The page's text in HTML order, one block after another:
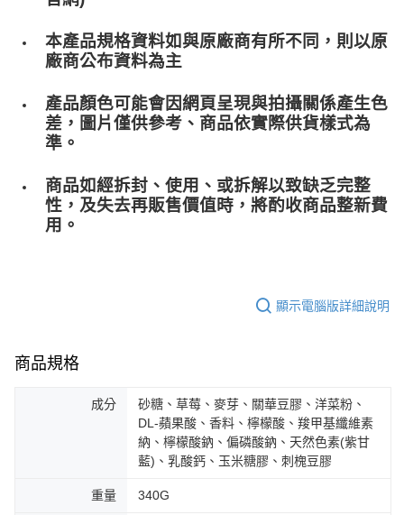
本產品規格資料如與原廠商有所不同，則以原
廠商公布資料為主
產品顏色可能會因網頁呈現與拍攝關係產生色
差，圖片僅供參考、商品依實際供貨樣式為
準。
商品如經拆封、使用、或拆解以致缺乏完整
性，及失去再販售價值時，將酌收商品整﻿新費
用。
顯示電腦版詳細說明
商品規格
成分
砂糖、草莓、麥芽、關華豆膠、洋菜粉、
DL-蘋果酸、香料、檸檬酸、羧甲基纖維素
納、檸檬酸鈉、偏磷酸鈉、天然色素(紫甘
藍)、乳酸鈣、玉米糖膠、刺槐豆膠
重量 340G